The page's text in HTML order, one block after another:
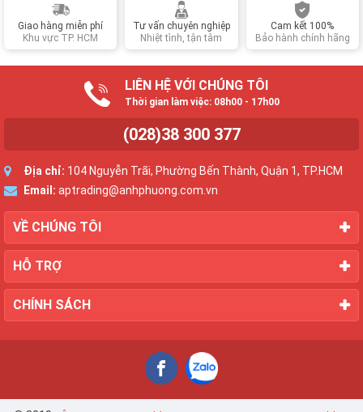
Giao hàng miễn phí
Khu vực TP. HCM
Tư vấn chuyên nghiệp
Nhiệt tình, tận tâm
Cam kết 100%
Bảo hành chính hãng
LIÊN HỆ VỚI CHÚNG TÔI
Thời gian làm việc: 08h00 - 17h00
(028)38 300 377
Địa chỉ: 104 Nguyễn Trãi, Phường Bến Thành, Quận 1, TP.HCM
Email: aptrading@anhphuong.com.vn
VỀ CHÚNG TÔI
HỖ TRỢ
CHÍNH SÁCH